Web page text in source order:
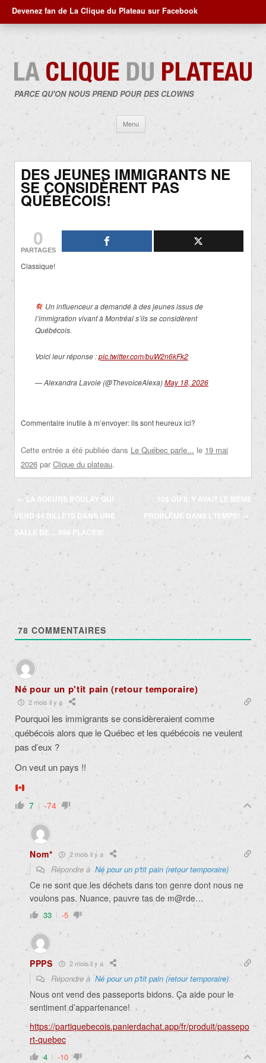
Devenez fan de La Clique du Plateau sur Facebook
PARCE QU'ON NOUS PREND POUR DES CLOWNS
Menu
contenu
DES JEUNES IMMIGRANTS NE
SE CONSIDÈRENT PAS
QUÉBÉCOIS!
0
PARTAGES
Classique!
Un influenceur a demandé à des jeunes issus de
l’immigration vivant à Montréal s’ils se considèrent
Québécois.
Voici leur réponse :pic.twitter.com/buW2n6kFk2
— Alexandra Lavoie (@ThevoiceAlexa)May 18, 2026
Commentaire inutile à m’envoyer: ils sont heureux ici?
Cette entrée a été publiée dans Le Québec parle... le 19 mai
2026 par Clique du plateau.
Navigation
des
articles
← LA SOEURS BOULAY QUI
VEND 44 BILLETS DANS UNE
SALLE DE… 996 PLACES!
10$ QU’IL Y AVAIT LE MÊME
PROBLÈME DANS L’TEMPS!
→
78 COMMENTAIRES
Né pour un p'tit pain (retour temporaire)
2 mois il y a
Pourquoi les immigrants se considèreraient comme
québécois alors que le Québec et les québécois ne veulent
pas d’eux ?
On veut un pays !!
7 -74
Nom* 2 mois il y a
Répondre à Né pour un p'tit pain (retour temporaire)
Ce ne sont que les déchets dans ton genre dont nous ne
voulons pas. Nuance, pauvre tas de m@rde…
33 -5
PPPS 2 mois il y a
Répondre àNé pour un p'tit pain (retour temporaire)
Nous ont vend des passeports bidons. Ça aide pour le
sentiment d’appartenance!
https://partiquebecois.panierdachat.app/fr/produit/passepo
rt-quebec
4 -10